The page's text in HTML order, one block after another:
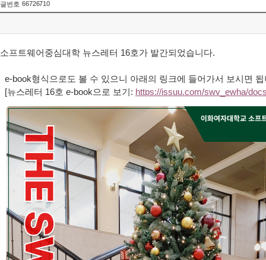
글번호 66726710
소프트웨어중심대학 뉴스레터 16호가 발간되었습니다.
e-book형식으로도 볼 수 있으니 아래의 링크에 들어가서 보시면
[뉴스레터 16호 e-book으로 보기 : https://issuu.com/swv_ewha/